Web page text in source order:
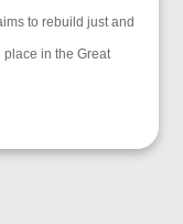
to rebuild just and
in the Great